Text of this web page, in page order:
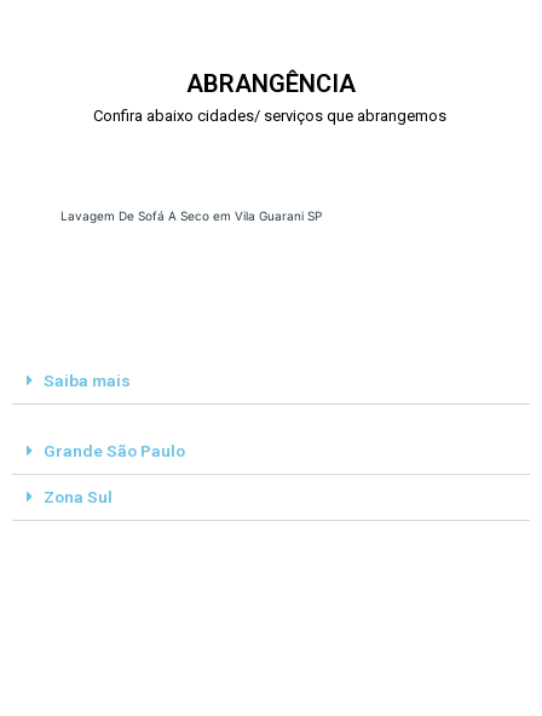
ABRANGÊNCIA
Confira abaixo cidades/ serviços que abrangemos
Lavagem De Sofá A Seco em Vila Guarani SP
Saiba mais
Grande São Paulo
Zona Sul